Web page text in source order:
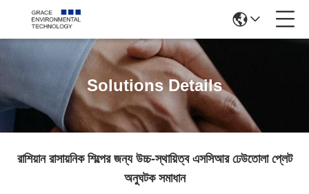
Solutions Details
রাশিয়ান রাসায়নিক শিল্পের জন্য উচ্চ-স্থায়িত্ব এসসিআর ঢেউতোলা প্লেট
অনুঘটক সমাধান